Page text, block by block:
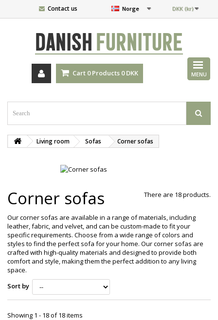
Contact us DKK (kr)
Norge
DANISHFURNITURE
MENU
Cart 0 Products 0 DKK
Living room Sofas Corner sofas
There are 18 products.
Corner sofas
Our corner sofas are available in a range of materials, including
leather, fabric, and velvet, and can be custom-made to fit your
specific requirements. Choose from a wide range of colors and
styles to find the perfect sofa for your home. Our corner sofas are
crafted with high-quality materials and designed to provide both
comfort and style, making them the perfect addition to any living
space.
Sort by
Showing 1 - 18 of 18 items